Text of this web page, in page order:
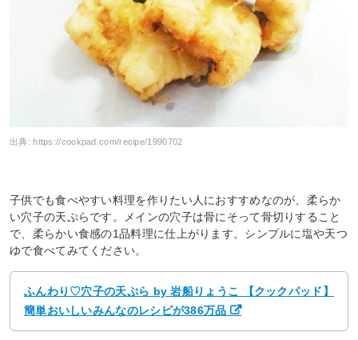
出典:https://cookpad.com/recipe/1990702
子供でも食べやすい料理を作りたい人におすすめなのが、柔らか
い穴子の天ぷらです。メインの穴子は骨にそって骨切りすること
で、柔らかい食感の1品料理に仕上がります。シンプルに塩や天つ
ゆで食べてみてください。
ふんわり♡穴子の天ぷら by 岩船りょうこ 【クックパッド】
簡単おいしいみんなのレシピが386万品